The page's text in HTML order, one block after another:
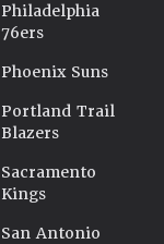
Philadelphia
76ers
Phoenix Suns
Portland Trail
Blazers
Sacramento
Kings
San Antonio